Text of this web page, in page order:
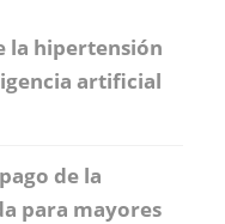
la hipertensión
artificial
de la
para mayores